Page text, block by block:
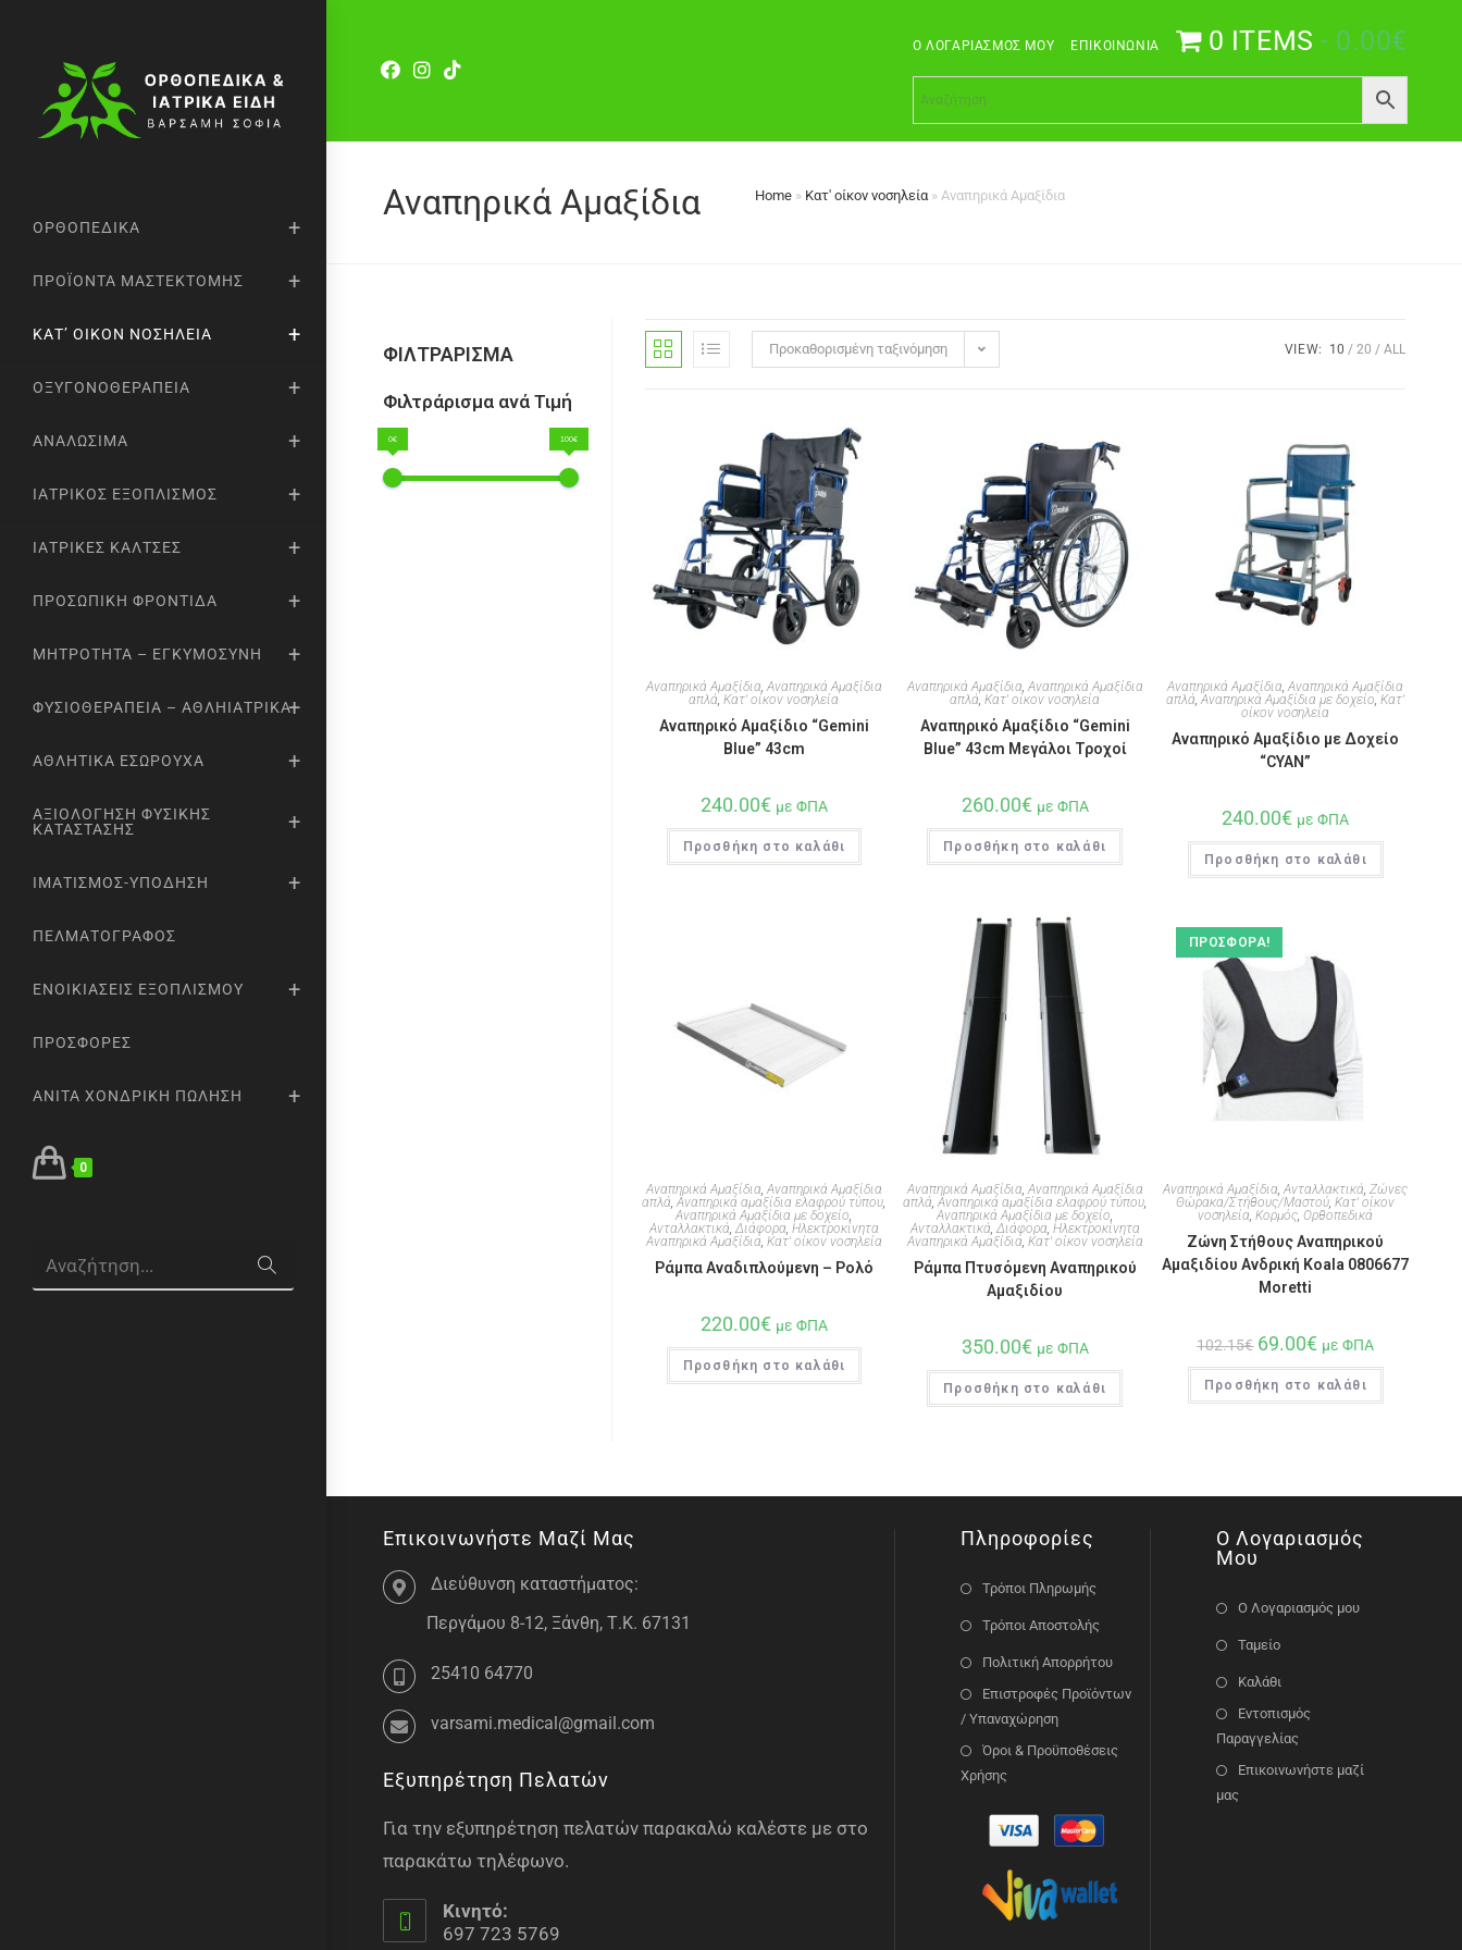
Ο ΛΟΓΑΡΙΑΣΜΌΣ ΜΟΥ ΕΠΙΚΟΙΝΩΝΊΑ 0 ITEMS 0.00€
ΟΡΘΟΠΕΔΙΚΆ
ΠΡΟΪΌΝΤΑ ΜΑΣΤΕΚΤΟΜΉΣ
ΚΑΤ’ ΟΊΚΟΝ ΝΟΣΗΛΕΊΑ
ΟΞΥΓΟΝΟΘΕΡΑΠΕΊΑ
ΑΝΑΛΏΣΙΜΑ
ΙΑΤΡΙΚΌΣ ΕΞΟΠΛΙΣΜΌΣ
ΙΑΤΡΙΚΈΣ ΚΆΛΤΣΕΣ
ΠΡΟΣΩΠΙΚΉ ΦΡΟΝΤΊΔΑ
ΜΗΤΡΌΤΗΤΑ – ΕΓΚΥΜΟΣΎΝΗ
ΦΥΣΙΟΘΕΡΑΠΕΊΑ – ΑΘΛΗΙΑΤΡΙΚΆ
ΑΘΛΗΤΙΚΆ ΕΣΏΡΟΥΧΑ
ΑΞΙΟΛΌΓΗΣΗ ΦΥΣΙΚΉΣ
ΚΑΤΆΣΤΑΣΗΣ
ΙΜΑΤΙΣΜΌΣ-ΥΠΌΔΗΣΗ
ΠΕΛΜΑΤΟΓΡΆΦΟΣ
ΕΝΟΙΚΙΆΣΕΙΣ ΕΞΟΠΛΙΣΜΟΎ
ΠΡΟΣΦΟΡΈΣ
ANITA ΧΟΝΔΡΙΚΉ ΠΏΛΗΣΗ
0
Αναζήτηση...
Αναπηρικά Αμαξίδια Home » Κατ' οίκον νοσηλεία»Αναπηρικά Αμαξίδια
ΦΙΛΤΡΑΡΙΣΜΑ
Φιλτράρισμα ανά Τιμή
0€ 100€
Προκαθορισμένη ταξινόμηση VIEW: 10 20 ALL
Αναπηρικά Αμαξίδια, Αναπηρικά Αμαξίδια
απλά,Κατ' οίκον νοσηλεία
Αναπηρικό Αμαξίδιο “Gemini
Blue” 43cm
240.00€ με ΦΠΑ
Προσθήκη στο καλάθι
Αναπηρικά Αμαξίδια, Αναπηρικά Αμαξίδια
απλά,Κατ' οίκον νοσηλεία
Αναπηρικό Αμαξίδιο “Gemini
Blue” 43cm Μεγάλοι Τροχοί
260.00€ με ΦΠΑ
Προσθήκη στο καλάθι
Αναπηρικά Αμαξίδια,Αναπηρικά Αμαξίδια
απλά,Αναπηρικά Αμαξίδια με δοχείο,Κατ'
οίκον νοσηλεία
Αναπηρικό Αμαξίδιο με Δοχείο
“CYAN”
240.00€ με ΦΠΑ
Προσθήκη στο καλάθι
Αναπηρικά Αμαξίδια, Αναπηρικά Αμαξίδια
απλά,Αναπηρικά αμαξίδια ελαφρού τύπου,
Αναπηρικά Αμαξίδια με δοχείο,
Ανταλλακτικά, Διάφορα, Ηλεκτροκίνητα
Αναπηρικά Αμαξίδια, Κατ' οίκον νοσηλεία
Ράμπα Αναδιπλούμενη – Ρολό
220.00€ με ΦΠΑ
Προσθήκη στο καλάθι
Αναπηρικά Αμαξίδια, Αναπηρικά Αμαξίδια
απλά,Αναπηρικά αμαξίδια ελαφρού τύπου,
Αναπηρικά Αμαξίδια με δοχείο,
Ανταλλακτικά, Διάφορα, Ηλεκτροκίνητα
Αναπηρικά Αμαξίδια, Κατ' οίκον νοσηλεία
Ράμπα Πτυσόμενη Αναπηρικού
Αμαξιδίου
350.00€ με ΦΠΑ
Προσθήκη στο καλάθι
ΠΡΟΣΦΟΡΆ!
Αναπηρικά Αμαξίδια,Ανταλλακτικά,Ζώνες
Θώρακα/Στήθους/Μαστού,Κατ' οίκον
νοσηλεία,Κορμός,Ορθοπεδικά
Ζώνη Στήθους Αναπηρικού
Αμαξιδίου Ανδρική Koala 0806677
Moretti
102.15€ 69.00€ με ΦΠΑ
Προσθήκη στο καλάθι
Επικοινωνήστε Μαζί Μας
Διεύθυνση καταστήματος:
Περγάμου 8-12, Ξάνθη, Τ.Κ. 67131
25410 64770
varsami.medical@gmail.com
Εξυπηρέτηση Πελατών
Για την εξυπηρέτηση πελατών παρακαλώ καλέστε με στο
παρακάτω τηλέφωνο.
Κινητό:
697 723 5769
Πληροφορίες
Τρόποι Πληρωμής
Τρόποι Αποστολής
Πολιτική Απορρήτου
Επιστροφές Προϊόντων
/ Υπαναχώρηση
Όροι & Προϋποθέσεις
Χρήσης
Ο Λογαριασμός
Μου
Ο Λογαριασμός μου
Ταμείο
Καλάθι
Εντοπισμός
Παραγγελίας
Επικοινωνήστε μαζί
μας